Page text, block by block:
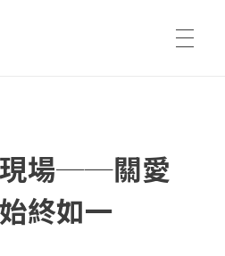
現場──關愛
終如一